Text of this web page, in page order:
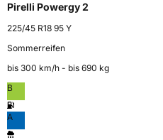
Pirelli Powergy 2
225/45 R18 95 Y
Sommerreifen
bis 300 km⁠/⁠h - bis 690 kg
B
A